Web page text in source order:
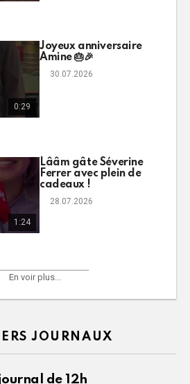
0:29
Joyeux anniversaire
Amine 🎂🎉
30.07.2026
1:24
Lââm gâte Séverine
Ferrer avec plein de
cadeaux !
28.07.2026
En voir plus...
JOURNAUX
de 12h